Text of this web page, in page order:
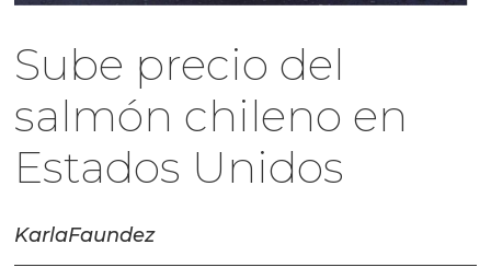
Sube precio del
salmón chileno en
Estados Unidos
KarlaFaundez